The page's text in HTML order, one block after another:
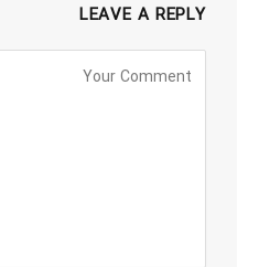
LEAVE A REPLY